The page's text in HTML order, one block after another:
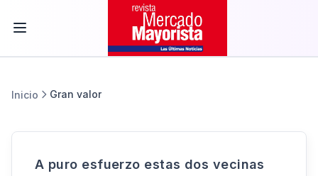
Inicio Gran valor
A puro esfuerzo estas dos vecinas